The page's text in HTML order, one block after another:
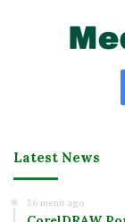
Latest News
56 menit ago